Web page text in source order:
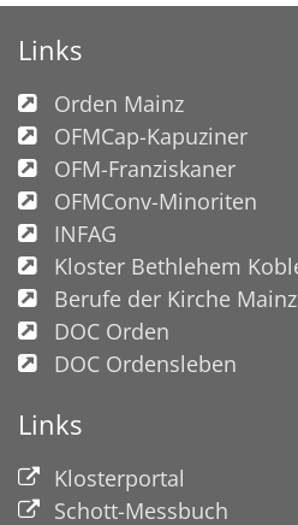
Links
Orden Mainz
OFMCap-Kapuziner
OFM-Franziskaner
OFMConv-Minoriten
INFAG
Kloster Bethlehem
Berufe der Kirche Mainz
DOC Orden
DOC Ordensleben
Links
Klosterportal
Schott-Messbuch